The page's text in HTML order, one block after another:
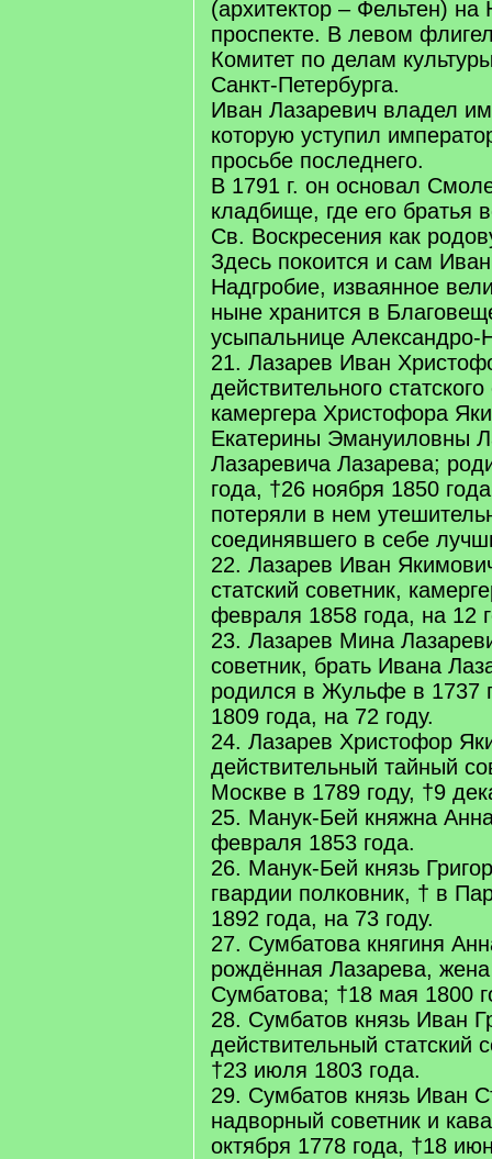
(архитектор – Фельтен) на
проспекте. В левом
Комитет по делам
Санкт-Петербурга.
Иван Лазаревич владел
которую уступил
просьбе последнего.
В 1791 г. он основал
кладбище, где его братья
Св. Воскресения как
Здесь покоится и сам
Надгробие, изваянное
ныне хранится в
усыпальнице Александро-
21. Лазарев Иван
действительного
камергера Христофора
Екатерины Эмануиловны
Лазаревича Лазарева;
года, †26 ноября 1850
потеряли в нем
соединявшего в себе
22. Лазарев Иван
статский советник,
февраля 1858 года, на 12
23. Лазарев Мина
советник, брать Ивана
родился в Жульфе в 1737
1809 года, на 72 году.
24. Лазарев Христофор
действительный тайный
Москве в 1789 году, †9
25. Манук-Бей княжна
февраля 1853 года.
26. Манук-Бей князь
гвардии полковник, † в
1892 года, на 73 году.
27. Сумбатова княгиня
рождённая Лазарева, жена
Сумбатова; †18 мая 1800
28. Сумбатов князь Иван
действительный статский
†23 июля 1803 года.
29. Сумбатов князь Иван
надворный советник и
октября 1778 года, †18